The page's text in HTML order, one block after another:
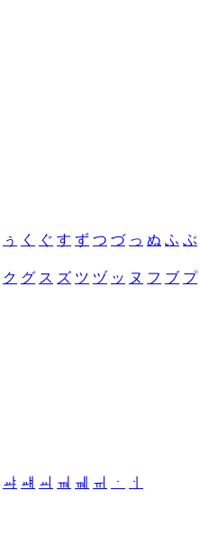
ぅ く ぐ す ず つ づ っ ぬ ふ ぶ
ク グ ス ズ ツ ヅ ッ ヌ フ ブ プ
ㆇ ㆈ ㆉ ㆊ ㆋ ㆌ ㆍ
ㆎ